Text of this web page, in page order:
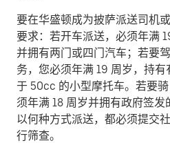
要在华盛顿成为披萨派送司机
要求：若开车派送，必须年满
并拥有两门或四门汽车；若要
务，您必须年满 19 周岁，持
于 50cc 的小型摩托车。若要
须年满 18 周岁并拥有政府签
以何种方式派送，都必须提交
行筛查。